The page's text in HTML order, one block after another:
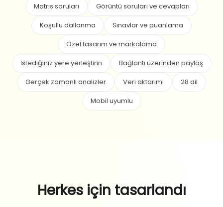
Matris soruları
Görüntü soruları ve cevapları
Koşullu dallanma
Sınavlar ve puanlama
Özel tasarım ve markalama
İstediğiniz yere yerleştirin
Bağlantı üzerinden paylaş
Gerçek zamanlı analizler
Veri aktarımı
28 dil
Mobil uyumlu
Herkes için tasarlandı